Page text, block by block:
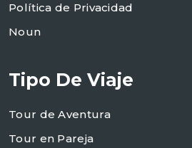
Política de Privacidad
Noun
Tipo De Viaje
Tour de Aventura
Tour en Pareja